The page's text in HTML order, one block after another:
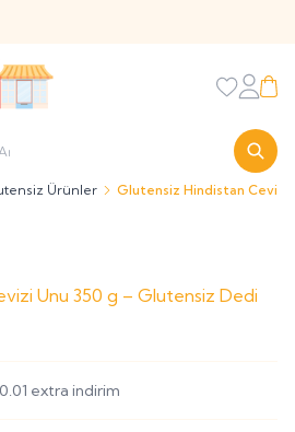
Favorilerim
Ürünler Glutensiz Hindistan Cevizi
Unu 350 g – Glutensiz Dedi
0.01 extra indirim